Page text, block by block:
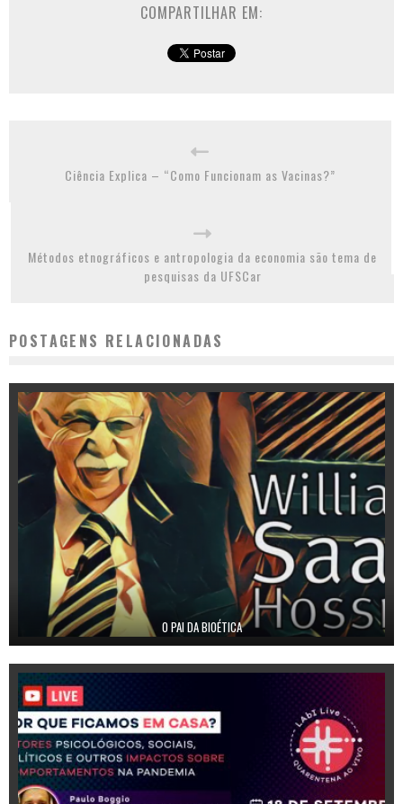
COMPARTILHAR EM:
Ciência Explica – “Como Funcionam as Vacinas?”
Métodos etnográficos e antropologia da economia são tema de
pesquisas da UFSCar
POSTAGENS RELACIONADAS
O PAI DA BIOÉTICA